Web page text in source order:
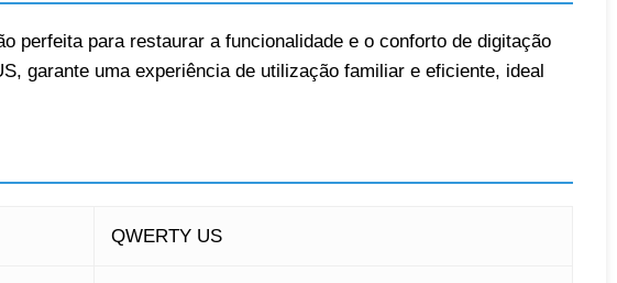
perfeita para restaurar a funcionalidade e o conforto de digitação
garante uma experiência de utilização familiar e eficiente, ideal
QWERTY US